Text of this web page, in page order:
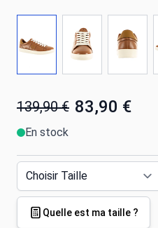
139,90 € 83,90 €
En stock
Quelle est ma taille ?